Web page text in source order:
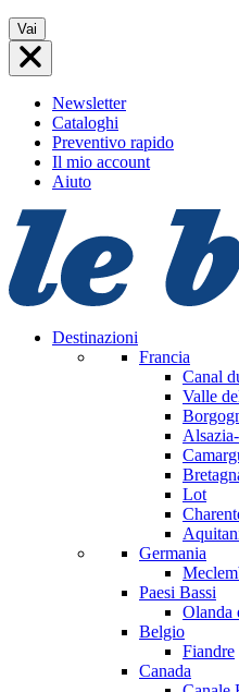
Vai
al
contenuto
Vai
Newsletter
Cataloghi
Preventivo rapido
Il mio account
Aiuto
Destinazioni
Francia
Canal
Valle
Lot
Germania
Paesi Bassi
Olanda
Belgio
Fiandre
Canada